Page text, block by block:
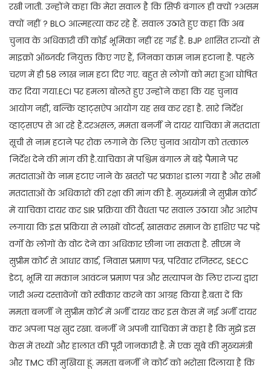
रखी जाती. उन्होंने कहा कि मेरा सवाल है कि सिर्फ बंगाल ही क्यों ?असम
क्यों नहीं ? BLO आत्महत्या कर रहे हैं. सवाल उठाते हुए कहा कि अब
चुनाव के अधिकारी की कोई भूमिका नहीं रह गई है. BJP शासित राज्यों से
माइक्रो ऑब्जर्वर नियुक्त किए गए हैं, जिनका काम नाम हटाना है. पहले
चरण में ही 58 लाख नाम हटा दिए गए. बहुत से लोगों को मरा हुआ घोषित
कर दिया गया.ECI पर हमला बोलते हुए उन्होंने कहा कि यह चुनाव
आयोग नहीं, बल्कि व्हाट्सऐप आयोग यह सब कर रहा है. सारे निर्देश
व्हाट्सएप से आ रहे हैं.दरअसल, ममता बनर्जी ने दायर याचिका में मतदाता
सूची से नाम हटाने पर रोक लगाने के लिए चुनाव आयोग को तत्काल
निर्देश देने की मांग की है.याचिका में पश्चिम बंगाल में बड़े पैमाने पर
मतदाताओं के नाम हटाए जाने के खतरों पर प्रकाश डाला गया है और सभी
मतदाताओं के अधिकारों की रक्षा की मांग की है. मुख्यमंत्री ने सुप्रीम कोर्ट
में याचिका दायर कर SIR प्रक्रिया की वैधता पर सवाल उठाया और आरोप
लगाया कि इस प्रकिया से लाखों वोटर्स, खासकर समाज के हाशिए पर पड़े
वर्गों के लोगों के वोट देने का अधिकार छीना जा सकता है. सीएम ने
सुप्रीम कोर्ट से आधार कार्ड, निवास प्रमाण पत्र, परिवार रजिस्टर, SECC
डेटा, भूमि या मकान आवंटन प्रमाण पत्र और सत्यापन के लिए राज्य द्वारा
जारी अन्य दस्तावेजों को स्वीकार करने का आग्रह किया है.बता दें कि
ममता बनर्जी ने सुप्रीम कोर्ट में अर्जी दायर कर इस केस में नई अर्जी दायर
कर अपना पक्ष ख़ुद रखा. बनर्जी ने अपनी याचिका में कहा है कि मुझे इस
केस में तथ्यों और हालात की पूरी जानकारी है. मैं एक सूबे की मुख्यमंत्री
और TMC की मुखिया हूं. ममता बनर्जी ने कोर्ट को भरोसा दिलाया है कि